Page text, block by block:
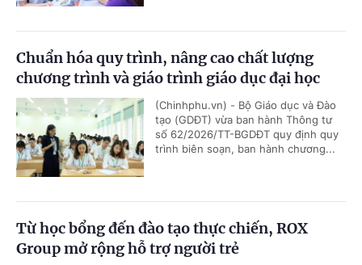
Chuẩn hóa quy trình, nâng cao chất lượng
chương trình và giáo trình giáo dục đại học
(Chinhphu.vn) - Bộ Giáo dục và Đào
tạo (GDĐT) vừa ban hành Thông tư
số 62/2026/TT-BGDĐT quy định quy
trình biên soạn, ban hành chương...
Từ học bổng đến đào tạo thực chiến, ROX
Group mở rộng hỗ trợ người trẻ